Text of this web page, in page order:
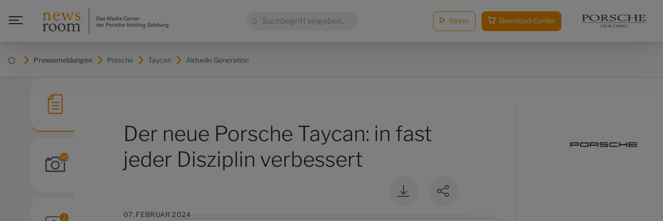
Pressemeldungen Porsche Taycan Aktuelle Generation
Suche: Storys Download-Center
48
2
Der neue Porsche Taycan: in fast
jeder Disziplin verbessert
07. FEBRUAR 2024